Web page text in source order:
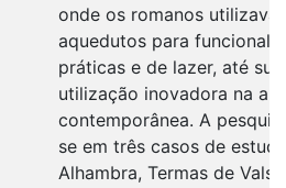
onde os romanos
aquedutos para
práticas e de lazer, até sua
utilização inovadora na
contemporânea. A
se em três casos de
Alhambra, Termas de Vals